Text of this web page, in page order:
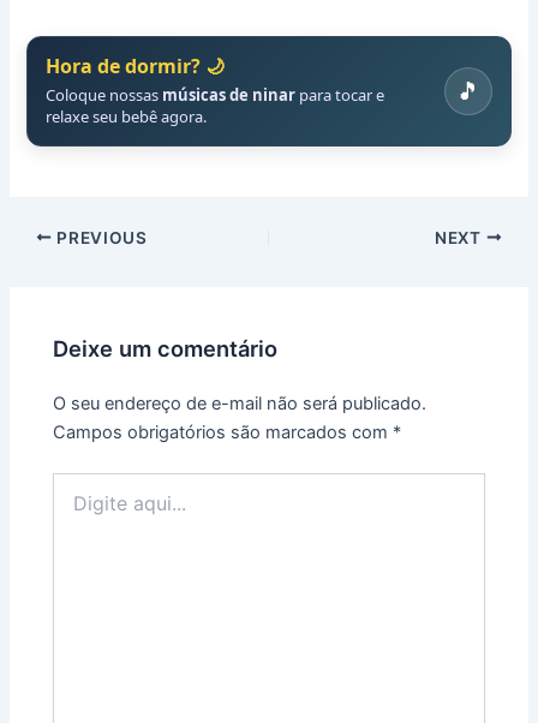
Hora de dormir? 🌙
Coloque nossas músicas de ninar para tocar e
relaxe seu bebê agora.
🎵
PREVIOUS NEXT
Deixe um comentário
O seu endereço de e-mail não será publicado.
Campos obrigatórios são marcados com *
aqui...